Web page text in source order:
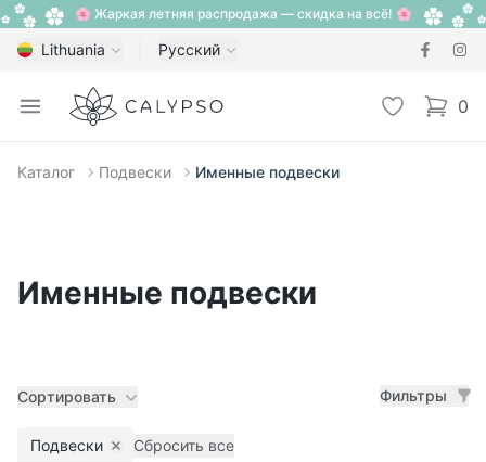
🌸 Жаркая летняя распродажа — скидка на всё! 🌸
Lithuania Русский
Open menu
Calypso Избранное
0
items
Каталог Подвески Именные подвески
Именные подвески
Сортировать Фильтры
Подвески Remove filter
Сбросить все